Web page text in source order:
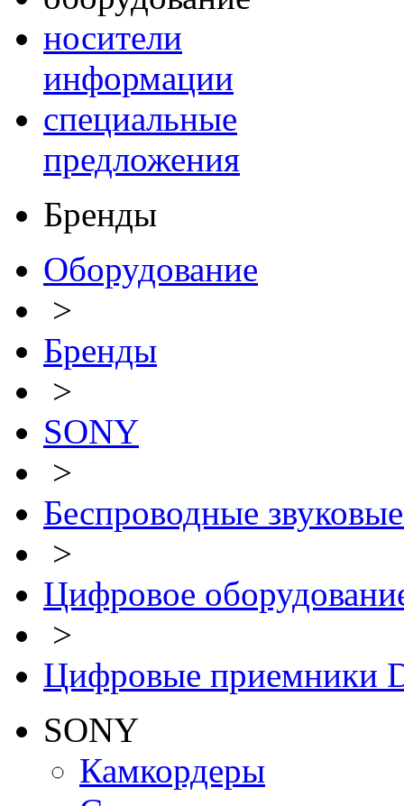
носители
информации
специальные
предложения
Бренды
Оборудование
>
Бренды
>
SONY
>
Беспроводные
>
Цифровое
>
Цифровые приемники
SONY
Камкордеры